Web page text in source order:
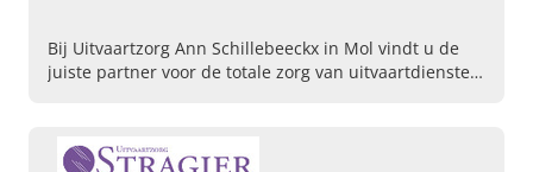
Bij Uitvaartzorg Ann Schillebeeckx in Mol vindt u de
juiste partner voor de totale zorg van uitvaartdiensten